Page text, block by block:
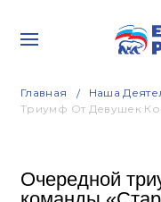
Главная Наша
Триумф От Девушек
Очередной